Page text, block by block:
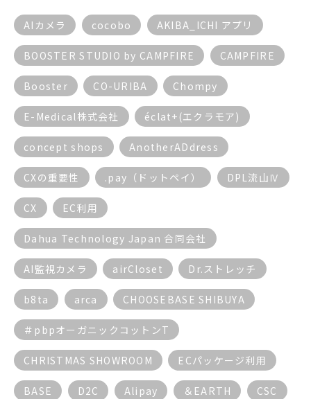
AIカメラ cocobo AKIBA_ICHI アプリ
BOOSTER STUDIO by CAMPFIRE CAMPFIRE
Booster CO-URIBA Chompy
E-Medical株式会社 éclat+(エクラモア)
concept shops AnotherADdress
CXの重要性 .pay（ドットペイ） DPL流山Ⅳ
CX EC利用
Dahua Technology Japan 合同会社
AI監視カメラ airCloset Dr.ストレッチ
b8ta arca CHOOSEBASE SHIBUYA
＃pbpオーガニックコットンT
CHRISTMAS SHOWROOM ECパッケージ利用
BASE D2C Alipay ＆EARTH CSC